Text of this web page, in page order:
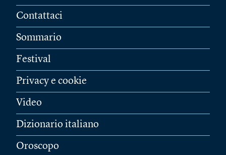
Contattaci
Sommario
Festival
Privacy e cookie
Video
Dizionario italiano
Oroscopo